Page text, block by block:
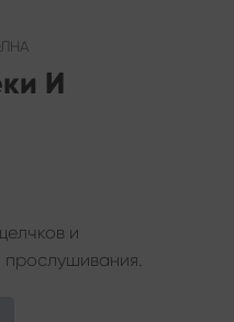
И
и
прослушивания.